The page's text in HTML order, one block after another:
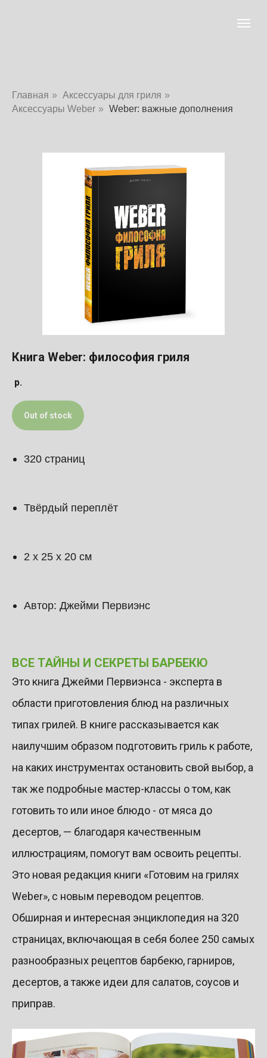
Главная » Аксессуары для гриля »
Аксессуары Weber » Weber: важные дополнения
Книга Weber: философия гриля
р.
Out of stock
320 страниц
Твёрдый переплёт
2 х 25 х 20 см
Автор: Джейми Первиэнс
ВСЕ ТАЙНЫ И СЕКРЕТЫ БАРБЕКЮ
Это книга Джейми Первиэнса - эксперта в
области приготовления блюд на различных
типах грилей. В книге рассказывается как
наилучшим образом подготовить гриль к работе,
на каких инструментах остановить свой выбор, а
так же подробные мастер-классы о том, как
готовить то или иное блюдо - от мяса до
десертов, — благодаря качественным
иллюстрациям, помогут вам освоить рецепты.
Это новая редакция книги «Готовим на грилях
Weber», с новым переводом рецептов.
Обширная и интересная энциклопедия на 320
страницах, включающая в себя более 250 самых
разнообразных рецептов барбекю, гарниров,
десертов, а также идеи для салатов, соусов и
приправ.